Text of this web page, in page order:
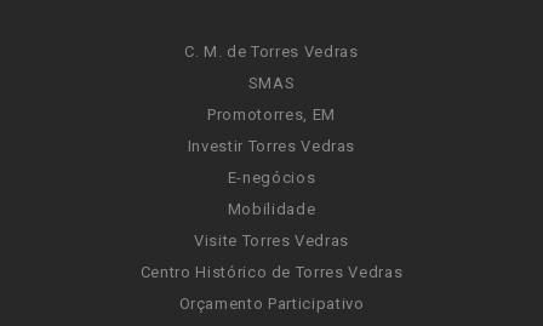
C. M. de Torres Vedras
SMAS
Promotorres, EM
Investir Torres Vedras
E-negócios
Mobilidade
Visite Torres Vedras
Centro Histórico de Torres Vedras
Orçamento Participativo